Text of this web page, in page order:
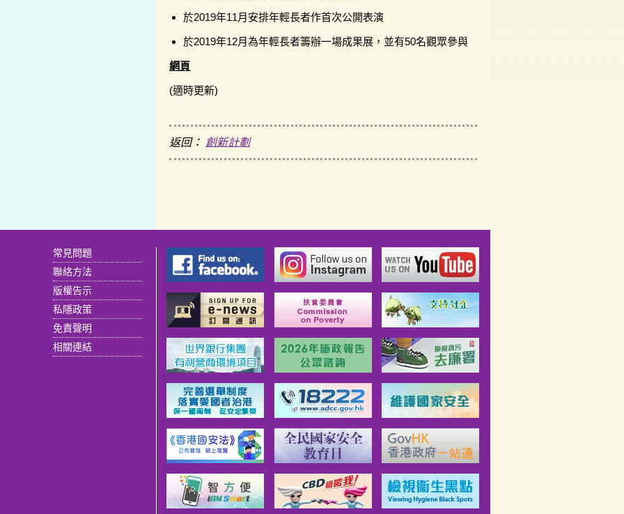
於2019年11月安排年輕長者作首次公開表演
於2019年12月為年輕長者籌辦一場成果展，並有50名觀眾參與
網頁
(適時更新)
返回： 創新計劃
常見問題
聯絡方法
版權告示
私隱政策
免責聲明
相關連結